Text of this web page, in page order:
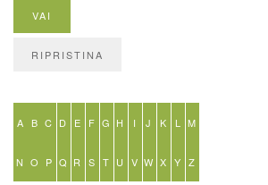
A B C D E F G H I J K L M
N O P Q R S T U V W X Y Z